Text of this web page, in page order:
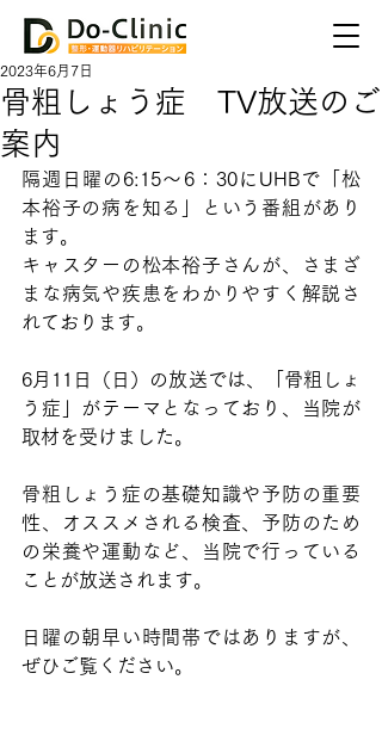
骨粗しょう症 TV放送のご
案内
2023年6月7日
隔週日曜の6:15〜6：30にUHBで「松
本裕子の病を知る」という番組があり
ます。
キャスターの松本裕子さんが、さまざ
まな病気や疾患をわかりやすく解説さ
れております。
6月11日（日）の放送では、「骨粗しょ
う症」がテーマとなっており、当院が
取材を受けました。
骨粗しょう症の基礎知識や予防の重要
性、オススメされる検査、予防のため
の栄養や運動など、当院で行っている
ことが放送されます。
日曜の朝早い時間帯ではありますが、
ぜひご覧ください。